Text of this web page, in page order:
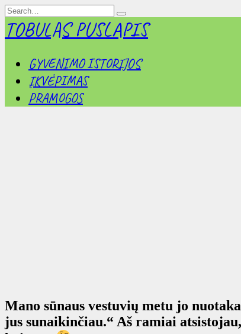
Skip
to
content
Search
for:
TOBULAS PUSLAPIS
GYVENIMO ISTORIJOS
ĮKVĖPIMAS
PRAMOGOS
Mano sūnaus vestuvių metu jo
jus sunaikinčiau.“ Aš ramiai